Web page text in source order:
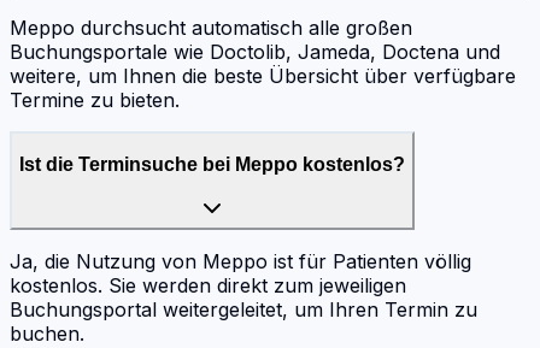
Meppo durchsucht automatisch alle großen
Buchungsportale wie Doctolib, Jameda, Doctena und
weitere, um Ihnen die beste Übersicht über verfügbare
Termine zu bieten.
Ist die Terminsuche bei Meppo kostenlos?
Ja, die Nutzung von Meppo ist für Patienten völlig
kostenlos. Sie werden direkt zum jeweiligen
Buchungsportal weitergeleitet, um Ihren Termin zu
buchen.